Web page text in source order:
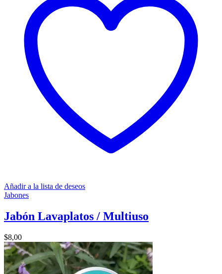
Añadir a la lista de deseos
Jabones
Jabón Lavaplatos / Multiuso
$8,00